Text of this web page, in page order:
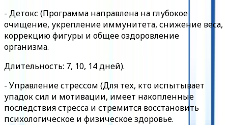
- Детокс (Программа направлена на глубокое
очищение, укрепление иммунитета, снижение веса,
коррекцию фигуры и общее оздоровление
организма.
Длительность: 7, 10, 14 дней).
- Управление стрессом (Для тех, кто испытывает
упадок сил и мотивации, имеет накопленные
последствия стресса и стремится восстановить
психологическое и физическое здоровье.